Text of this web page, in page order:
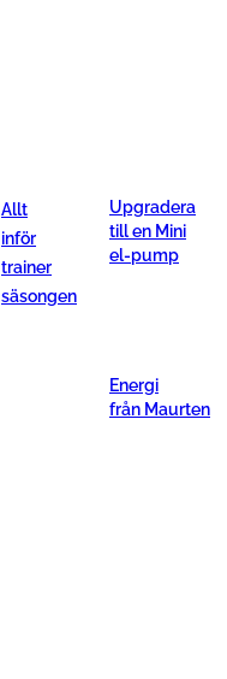
Allt
inför
trainer
säsongen
Upgradera
till en Mini
el-pump
Energi
från Maurten